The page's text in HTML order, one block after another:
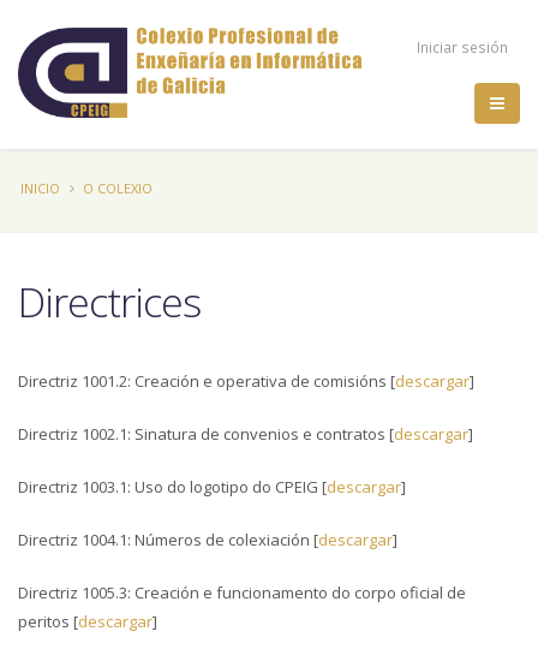
contenido
principal
Menú
cuenta
Iniciar sesión
Sobrescribir
de
a
la
navegación
INICIO O COLEXIO
Directrices
Directriz 1001.2: Creación e operativa de comisións [descargar]
Directriz 1002.1: Sinatura de convenios e contratos [descargar]
Directriz 1003.1: Uso do logotipo do CPEIG [descargar]
Directriz 1004.1: Números de colexiación [descargar]
Directriz 1005.3: Creación e funcionamento do corpo oficial de
peritos [descargar]